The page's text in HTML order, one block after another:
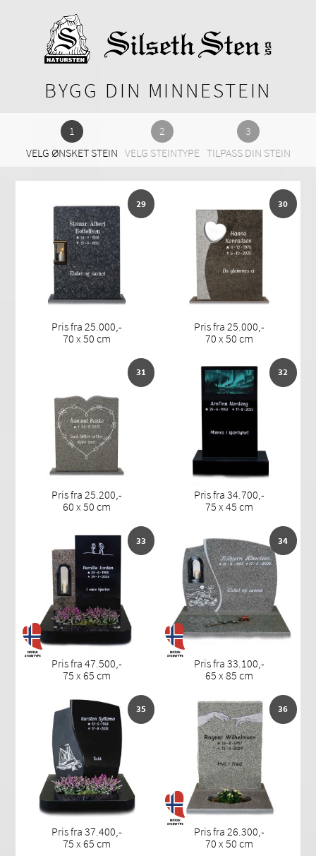
BYGG DIN MINNESTEIN
VELG ØNSKET STEIN VELG STEINTYPE TILPASS DIN STEIN
29
Pris fra 25.000,-
70 x 50 cm
30
Pris fra 25.000,-
70 x 50 cm
31
Pris fra 25.200,-
60 x 50 cm
32
Pris fra 34.700,-
75 x 45 cm
33
Pris fra 47.500,-
75 x 65 cm
34
Pris fra 33.100,-
65 x 85 cm
35
Pris fra 37.400,-
75 x 65 cm
36
Pris fra 26.300,-
70 x 50 cm